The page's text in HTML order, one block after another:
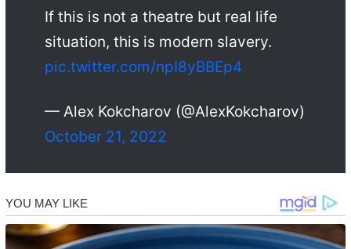
If this is not a theatre but real life
situation, this is modern slavery.
pic.twitter.com/npI8yBBEp4
— Alex Kokcharov (@AlexKokcharov)
October 21, 2022